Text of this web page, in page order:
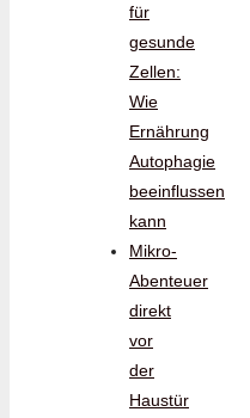
für
gesunde
Zellen:
Wie
Ernährung
Autophagie
beeinflussen
kann
Mikro-
Abenteuer
direkt
vor
der
Haustür